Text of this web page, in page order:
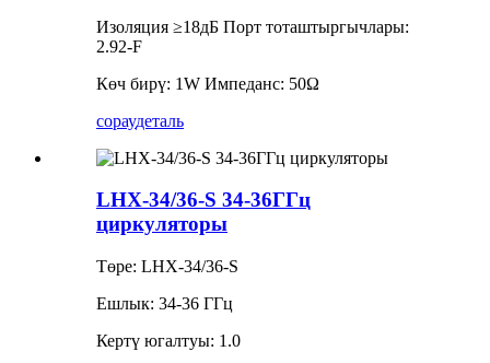
Изоляция ≥18дБ Порт тоташтыргычлары:
2.92-F
Көч бирү: 1W Импеданс: 50Ω
сораудеталь
LHX-34/36-S 34-36ГГц
циркуляторы
Төре: LHX-34/36-S
Ешлык: 34-36 ГГц
Кертү югалтуы: 1.0